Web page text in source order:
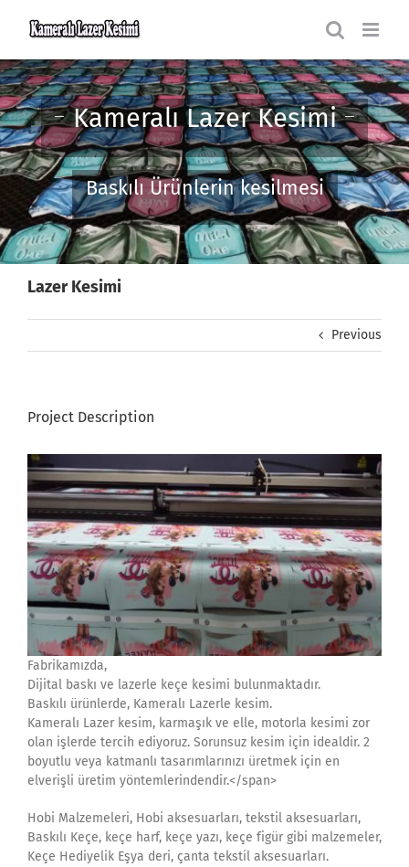
Kameralı Lazer Kesimi
Baskılı Ürünlerin kesilmesi
Lazer Kesimi
Previous
Project Description
Fabrikamızda,
Dijital baskı ve lazerle keçe kesimi bulunmaktadır.
Baskılı ürünlerde, Kameralı Lazerle kesim.
Kameralı Lazer kesim, karmaşık ve elle, motorla kesimi zor
olan işlerde tercih ediyoruz. Sorunsuz kesim için idealdir. 2
boyutlu veya katmanlı tasarımlarınızı üretmek için en
elverişli üretim yöntemlerindendir.</span>
Hobi Malzemeleri, Hobi aksesuarları, tekstil aksesuarları,
Baskılı Keçe, keçe harf, keçe yazı, keçe figür gibi malzemeler,
Keçe Hediyelik Eşya deri, çanta tekstil aksesuarları.